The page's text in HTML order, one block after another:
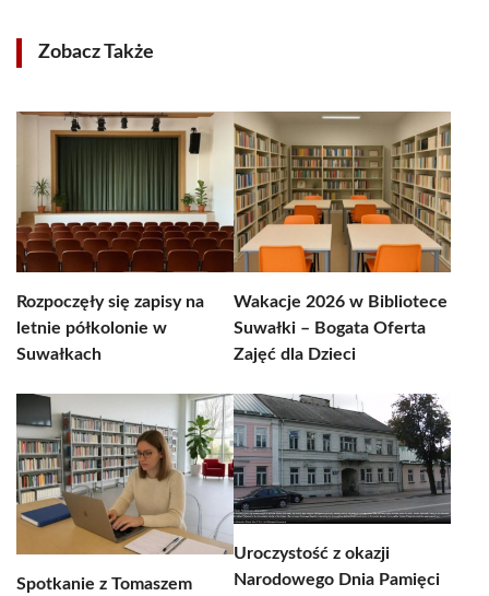
Zobacz Także
Rozpoczęły się zapisy na
letnie półkolonie w
Suwałkach
Wakacje 2026 w Bibliotece
Suwałki – Bogata Oferta
Zajęć dla Dzieci
Spotkanie z Tomaszem
Uroczystość z okazji
Narodowego Dnia Pamięci